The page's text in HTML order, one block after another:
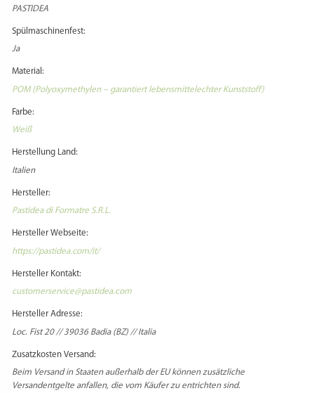
Markenname:
PASTIDEA
Spülmaschinenfest:
Ja
Material:
POM (Polyoxymethylen – garantiert lebensmittelechter Kunststoff)
Farbe:
Weiß
Herstellung Land:
Italien
Hersteller:
Pastidea di Formatre S.R.L.
Hersteller Webseite:
https://pastidea.com/it/
Hersteller Kontakt:
customerservice@pastidea.com
Hersteller Adresse:
Loc. Fist 20 // 39036 Badia (BZ) // Italia
Zusatzkosten Versand:
Beim Versand in Staaten außerhalb der EU können zusätzliche